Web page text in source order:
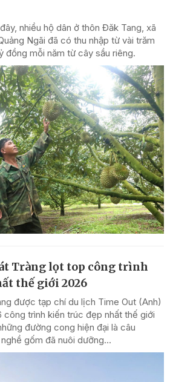
nhiều hộ dân ở thôn Đăk Tang, xã
Ngãi đã có thu nhập từ vài trăm
đồng mỗi năm từ cây sầu riêng.
Tràng lọt top công trình
thế giới 2026
được tạp chí du lịch Time Out (Anh)
công trình kiến trúc đẹp nhất thế giới
đường cong hiện đại là câu
gốm đã nuôi dưỡng...